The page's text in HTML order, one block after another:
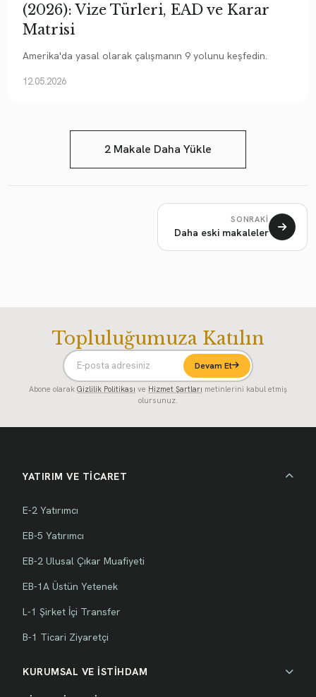
(2026): Vize Türleri, EAD ve Karar
Matrisi
Amerika'da yasal olarak çalışmanın 9 yolunu keşfedin.
12.05.2026
2 Makale Daha Yükle
SONRAKI
Daha eski makaleler
Topluluğumuza Katılın
Devam Et
Abone olarak Gizlilik Politikası ve Hizmet Şartları metinlerini kabul etmiş
olursunuz.
YATIRIM VE TİCARET
E-2 Yatırımcı
EB-5 Yatırımcı
EB-2 Ulusal Çıkar Muafiyeti
EB-1A Üstün Yetenek
L-1 Şirket İçi Transfer
B-1 Ticari Ziyaretçi
KURUMSAL VE İSTİHDAM